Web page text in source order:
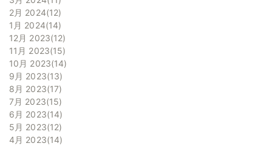
2月 2024 12
1月 2024 14
12月 2023 12
11月 2023 15
10月 2023 14
9月 2023 13
8月 2023 17
7月 2023 15
6月 2023 14
5月 2023 12
4月 2023 14